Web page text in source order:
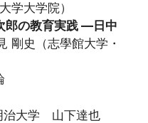
大学院）
郎の教育実践 ―日中
剛史（志學館大学・
治大学 山下達也